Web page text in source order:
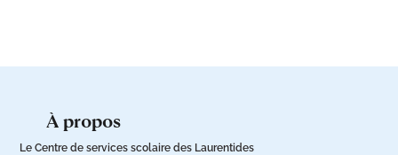
à propos
Le Centre de services scolaire des Laurentides